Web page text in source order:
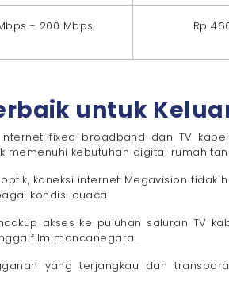
- 200 Mbps Rp
untuk
fixed broadband dan TV
memenuhi kebutuhan digital rumah
koneksi internet Megavision tidak
kondisi cuaca.
akses ke puluhan saluran TV
film mancanegara.
yang terjangkau dan